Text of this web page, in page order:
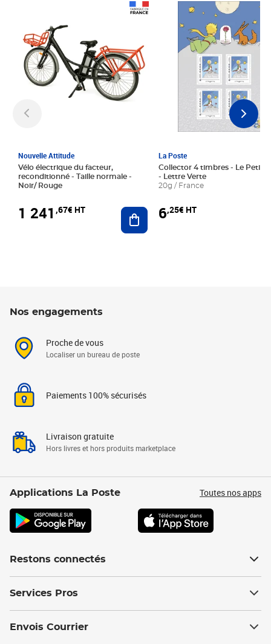
Nouvelle Attitude
Vélo électrique du facteur,
reconditionné - Taille normale -
Noir/ Rouge
1 241 ,67€ HT Ajouter au panier
La Poste
Collector 4 timbres - Le Petit
- Lettre Verte
20g / France
6,25€ HT
Prix 6,25€ HT
Nos engagements
Proche de vous
Localiser un bureau de poste
Paiements 100% sécurisés
Livraison gratuite
Hors livres et hors produits marketplace
Applications La Poste Toutes nos apps
Restons connectés
Services Pros
Envois Courrier